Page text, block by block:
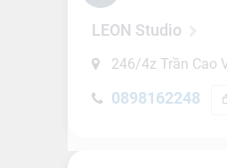
LEON Studio
246/4z Trần Cao
0898162248